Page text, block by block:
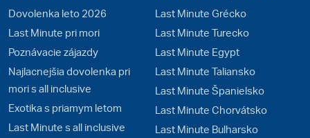
Dovolenka leto 2026
Last Minute pri mori
Poznávacie zájazdy
Najlacnejšia dovolenka pri
mori s all inclusive
Exotika s priamym letom
Last Minute s all inclusive
Last Minute Grécko
Last Minute Turecko
Last Minute Egypt
Last Minute Taliansko
Last Minute Španielsko
Last Minute Chorvátsko
Last Minute Bulharsko